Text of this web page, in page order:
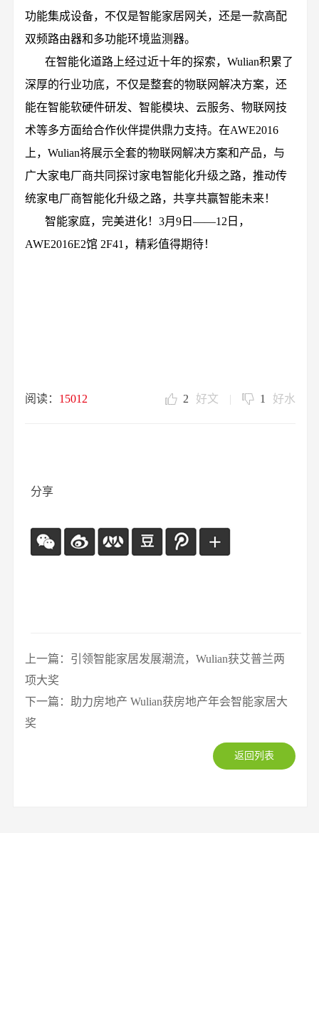
功能集成设备，不仅是智能家居网关，还是一款高配
双频路由器和多功能环境监测器。
在智能化道路上经过近十年的探索，Wulian积累了
深厚的行业功底，不仅是整套的物联网解决方案，还
能在智能软硬件研发、智能模块、云服务、物联网技
术等多方面给合作伙伴提供鼎力支持。在AWE2016
上，Wulian将展示全套的物联网解决方案和产品，与
广大家电厂商共同探讨家电智能化升级之路，推动传
统家电厂商智能化升级之路，共享共赢智能未来！
智能家庭，完美进化！3月9日——12日，
AWE2016E2馆 2F41，精彩值得期待！
阅读： 15012 2 好文 | 1 好水
分享
上一篇：引领智能家居发展潮流，Wulian获艾普兰两
项大奖
下一篇：助力房地产 Wulian获房地产年会智能家居大
奖
返回列表